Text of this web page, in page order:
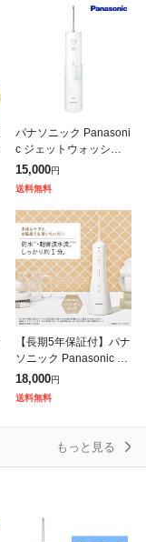
パナソニック Panasoni
c ジェットウォッシャ
ー ドルツ EW-DJ42-W
15,000円
送料無料
【長期5年保証付】パナ
ソニック Panasonic E
W-DJ55-W 白 ジェット
ウォッシャードルツ超
音波水流防水コードレ
18,000円
送料無料
もっと見る